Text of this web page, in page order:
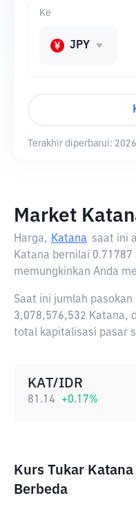
Ke
JPY
Terakhir diperbarui:
Market
Harga, Katana saat ini
Katana bernilai 0.71787
memungkinkan Anda
Saat ini jumlah
3,078,576,532 Katana,
total kapitalisasi pasar
KAT/IDR
81.14 +0.17%
Kurs Tukar
Berbeda